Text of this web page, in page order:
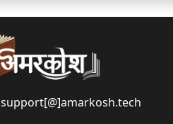
support[@]amarkosh.tech